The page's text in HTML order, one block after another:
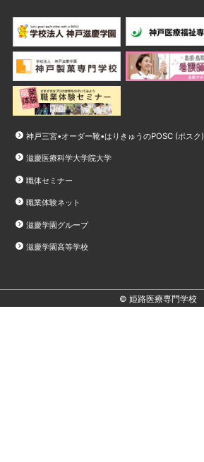
神戸三宮•オーダー靴•はりきゅうのPOSC (ポスク)
滋慶医療科学大学院大学
職体セミナー
職業体験ネット
滋慶学園グループ
滋慶学園高等学校
© 姫路医療専門学校